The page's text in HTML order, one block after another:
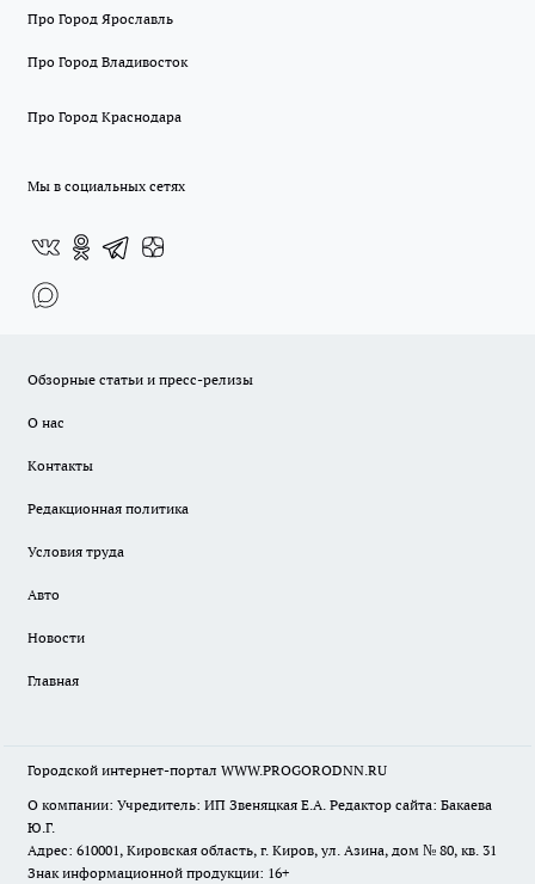
Про Город Ярославль
Про Город Владивосток
Про Город Краснодара
Мы в социальных сетях
Обзорные статьи и пресс-релизы
О нас
Контакты
Редакционная политика
Условия труда
Авто
Новости
Главная
Городской интернет-портал WWW.PROGORODNN.RU
О компании: Учредитель: ИП Звеняцкая Е.А. Редактор сайта: Бакаева
Ю.Г.
Адрес: 610001, Кировская область, г. Киров, ул. Азина, дом № 80, кв. 31
Знак информационной продукции: 16+